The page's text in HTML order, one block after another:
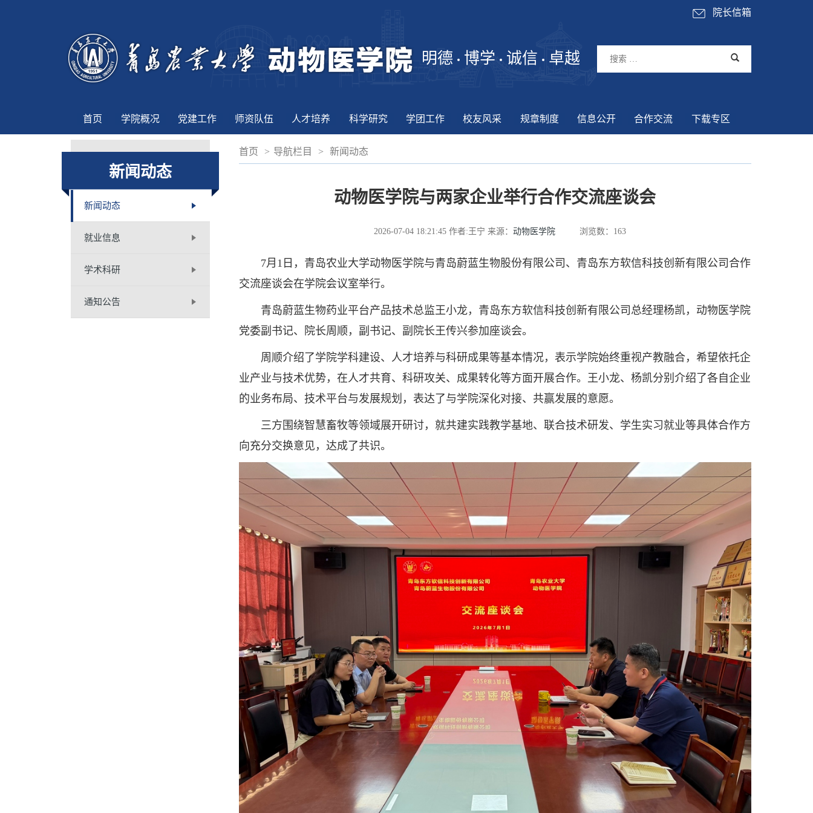
院长信箱
明德 博学 诚信 卓越
首页 学院概况 党建工作 师资队伍 人才培养 科学研究 学团工作 校友风采 规章制度 信息公开 合作交流 下载专区
新闻动态
新闻动态
就业信息
学术科研
通知公告
首页 > 导航栏目 > 新闻动态
动物医学院与两家企业举行合作交流座谈会
2026-07-04 18:21:45 作者:王宁 来源： 动物医学院 浏览数： 163
7月1日，青岛农业大学动物医学院与青岛蔚蓝生物股份有限公司、青岛东方软信科技创新有限公司合作
交流座谈会在学院会议室举行。
青岛蔚蓝生物药业平台产品技术总监王小龙，青岛东方软信科技创新有限公司总经理杨凯，动物医学院
党委副书记、院长周顺，副书记、副院长王传兴参加座谈会。
周顺介绍了学院学科建设、人才培养与科研成果等基本情况，表示学院始终重视产教融合，希望依托企
业产业与技术优势，在人才共育、科研攻关、成果转化等方面开展合作。王小龙、杨凯分别介绍了各自企业
的业务布局、技术平台与发展规划，表达了与学院深化对接、共赢发展的意愿。
三方围绕智慧畜牧等领域展开研讨，就共建实践教学基地、联合技术研发、学生实习就业等具体合作方
向充分交换意见，达成了共识。